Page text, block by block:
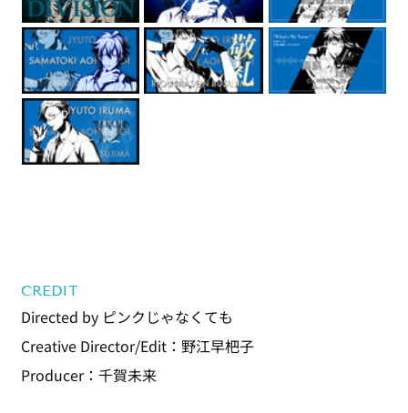
CREDIT
Directed by ピンクじゃなくても
Creative Director/Edit：野江早杷子
Producer：千賀未来